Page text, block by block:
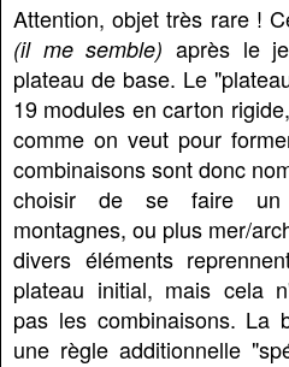
Attention, objet très rare !
(il me semble) après le
plateau de base. Le
19 modules en carton
comme on veut pour
combinaisons sont donc
choisir de se faire un
montagnes, ou plus mer/
divers éléments
plateau initial, mais cela
pas les combinaisons. La
une règle additionnelle